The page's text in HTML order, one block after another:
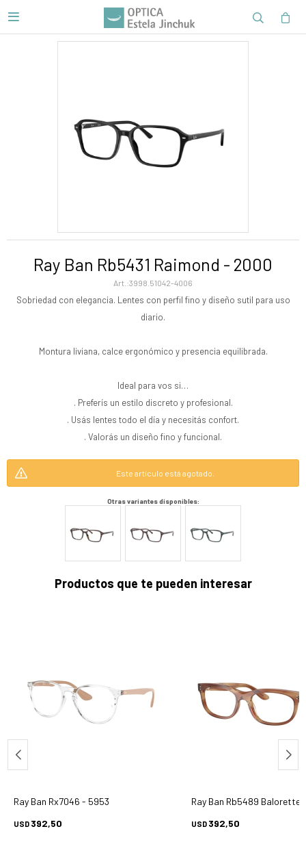

Ray Ban Rb5431 Raimond - 2000
3998.51042-4006
Sobriedad con elegancia. Lentes con perfil fino y diseño sutil para uso
diario.
Montura liviana, calce ergonómico y presencia equilibrada.
Ideal para vos si…
. Preferís un estilo discreto y profesional.
. Usás lentes todo el día y necesitás confort.
. Valorás un diseño fino y funcional.
Este artículo está agotado.
Otras variantes disponibles:
Productos que te pueden interesar
Ray Ban Rx7046 - 5953
USD 392,50
Ray Ban Rb5489 Balorette
USD 392,50